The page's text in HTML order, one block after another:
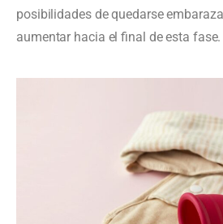
posibilidades de quedarse
aumentar hacia el final de esta fase.